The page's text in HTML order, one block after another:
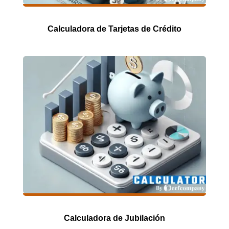
Calculadora de Tarjetas de Crédito
Calculadora de Jubilación